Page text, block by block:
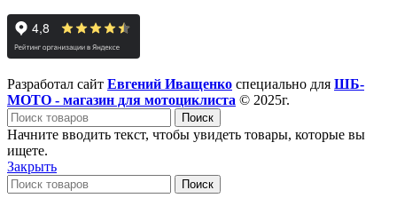
Разработал сайт Евгений Иващенко специально для ШБ-
МОТО - магазин для мотоциклиста © 2025г.
Поиск
Начните вводить текст, чтобы увидеть товары, которые вы
ищете.
Закрыть
Поиск